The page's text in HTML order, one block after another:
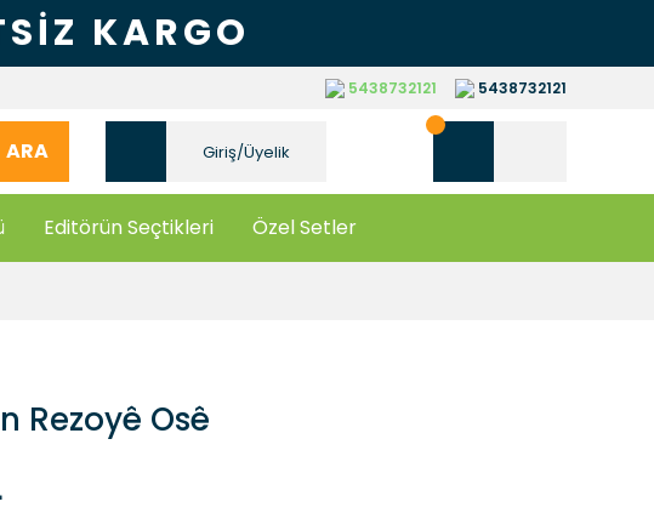
KARGO
5438732121 5438732121
ARA Giriş/Üyelik
Editörün Seçtikleri Özel Setler
Rezoyê Osê